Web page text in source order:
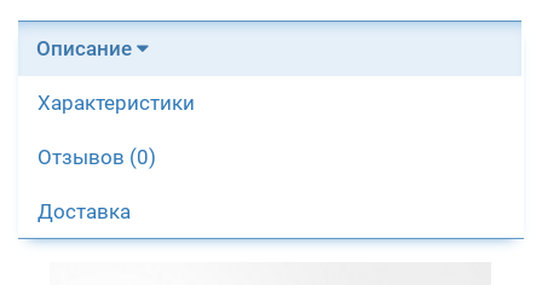
Описание
Характеристики
Отзывов (0)
Доставка